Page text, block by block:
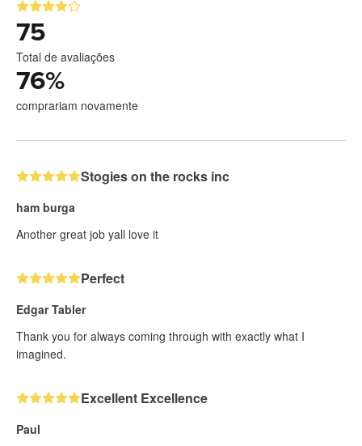
75
Total de avaliações
76%
comprariam novamente
Stogies on the rocks inc
ham burga
Another great job yall love it
Perfect
Edgar Tabler
Thank you for always coming through with exactly what I
imagined.
Excellent Excellence
Paul